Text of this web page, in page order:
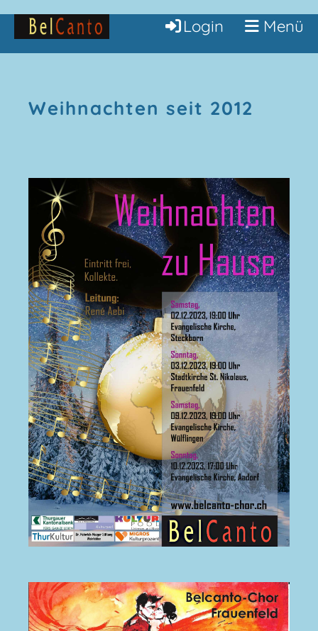
Login Menü
Weihnachten seit 2012